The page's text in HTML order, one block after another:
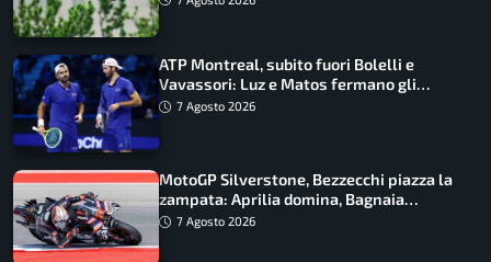
ATP Montreal, subito fuori Bolelli e
Vavassori: Luz e Matos fermano gli
azzurri
7 Agosto 2026
MotoGP Silverstone, Bezzecchi piazza la
zampata: Aprilia domina, Bagnaia
costretto al Q1
7 Agosto 2026